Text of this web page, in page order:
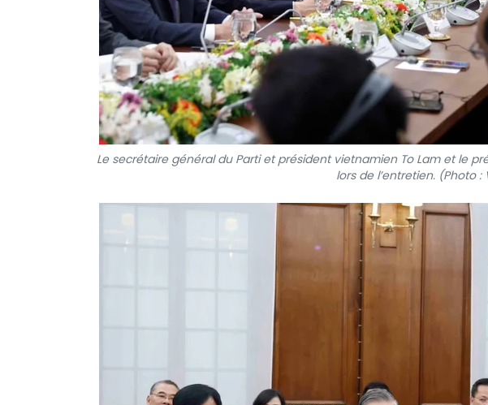
Le secrétaire général du Parti et président vietnamien To Lam et le
lors de l’entretien. (Photo :